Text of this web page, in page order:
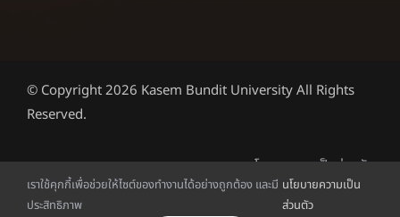
© Copyright 2026 Kasem Bundit University All Rights
Reserved.
นโยบายความเป็นส่วนตัว
เราใช้คุกกี้เพื่อช่วยให้ไซต์ของทำงานได้อย่างถูกต้อง และมี
ประสิทธิภาพ
นโยบายความเป็น
ส่วนตัว